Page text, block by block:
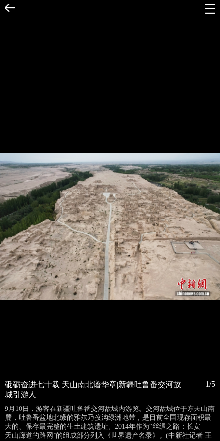
砥砺奋进七十载 天山南北谱华章|新疆吐鲁番交河故
城引游人
1/5
9月10日，游客在新疆吐鲁番交河故城内游览。交河故城位于东天山南
麓，吐鲁番盆地北缘的雅尔乃孜沟绿洲地带，是目前全国现存面积最
大的、保存最完整的生土建筑遗址。2014年作为“丝绸之路：长安——
天山廊道的路网”的组成部分列入《世界遗产名录》。(中新社记者 王